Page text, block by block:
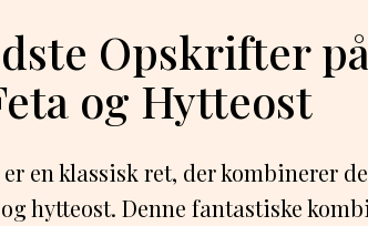
Opskrifter
og Hytteost
en klassisk ret, der kombinerer
hytteost. Denne fantastiske